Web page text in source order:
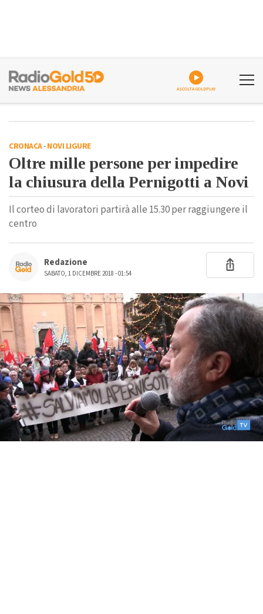
ASCOLTA GOLDPLAY
CRONACA-NOVI LIGURE
Oltre mille persone per impedire
la chiusura della Pernigotti a Novi
Il corteo di lavoratori partirà alle 15.30 per raggiungere il
centro
Redazione
SABATO, 1 DICEMBRE 2018 - 01:54